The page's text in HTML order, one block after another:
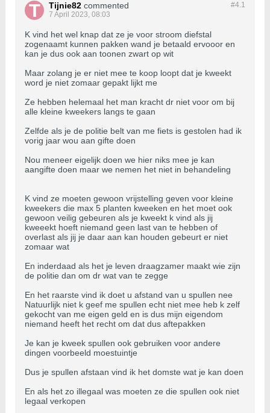
#4.1
Tijnie82 commented
7 April 2023, 08:03
K vind het wel knap dat ze je voor stroom diefstal
zogenaamt kunnen pakken wand je betaald ervooor en
kan je dus ook aan toonen zwart op wit
Maar zolang je er niet mee te koop loopt dat je kweekt
word je niet zomaar gepakt lijkt me
Ze hebben helemaal het man kracht dr niet voor om bij
alle kleine kweekers langs te gaan
Zelfde als je de politie belt van me fiets is gestolen had ik
vorig jaar wou aan gifte doen
Nou meneer eigelijk doen we hier niks mee je kan
aangifte doen maar we nemen het niet in behandeling
K vind ze moeten gewoon vrijstelling geven voor kleine
kweekers die max 5 planten kweeken en het moet ook
gewoon veilig gebeuren als je kweekt k vind als jij
kweeekt hoeft niemand geen last van te hebben of
overlast als jij je daar aan kan houden gebeurt er niet
zomaar wat
En inderdaad als het je leven draagzamer maakt wie zijn
de politie dan om dr wat van te zegge
En het raarste vind ik doet u afstand van u spullen nee
Natuurlijk niet k geef me spullen echt niet mee heb k zelf
gekocht van me eigen geld en is dus mijn eigendom
niemand heeft het recht om dat dus aftepakken
Je kan je kweek spullen ook gebruiken voor andere
dingen voorbeeld moestuintje
Dus je spullen afstaan vind ik het domste wat je kan doen
En als het zo illegaal was moeten ze die spullen ook niet
legaal verkopen